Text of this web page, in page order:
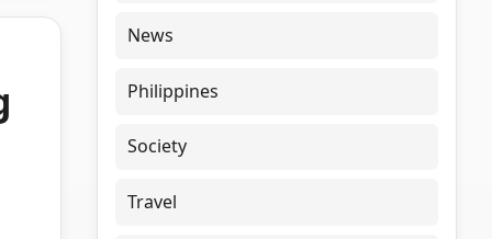
News
Philippines
Society
Travel